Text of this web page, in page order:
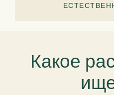
Какое